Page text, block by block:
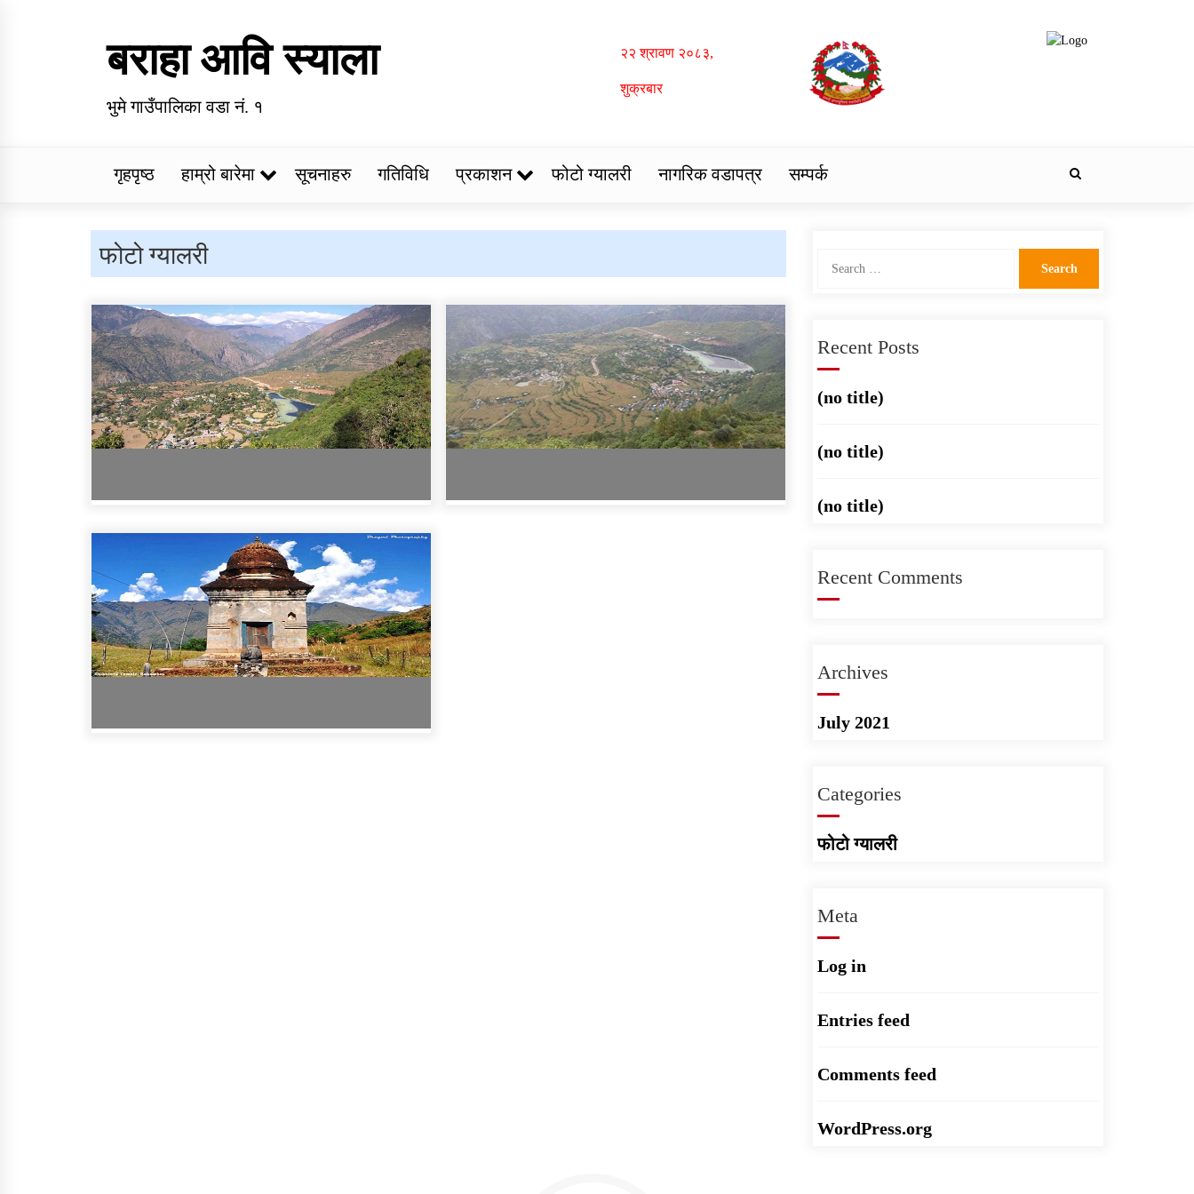
बराहा आवि स्याला
भुमे गाउँपालिका वडा नं. १
२२ श्रावण २०८३,
शुक्रबार
गृहपृष्ठ हाम्रो बारेमा सूचनाहरु गतिविधि प्रकाशन फोटो ग्यालरी नागरिक वडापत्र सम्पर्क
फोटो ग्यालरी
Search
Recent Posts
(no title)
(no title)
(no title)
Recent Comments
Archives
July 2021
Categories
फोटो ग्यालरी
Meta
Log in
Entries feed
Comments feed
WordPress.org